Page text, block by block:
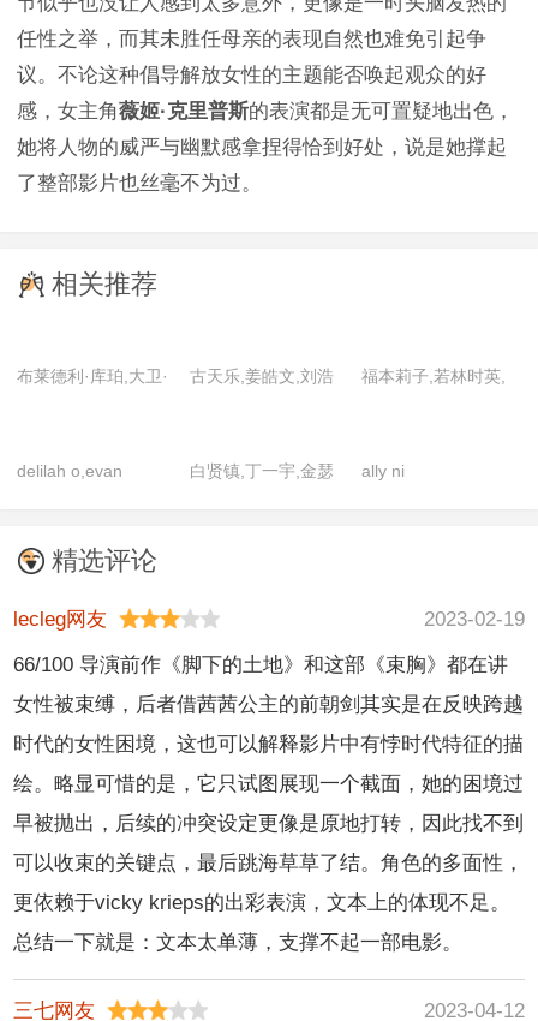
任性之举，而其未胜任母亲的表现自然也难免引起争
议。不论这种倡导解放女性的主题能否唤起观众的好
感，女主角薇姬·克里普斯的表演都是无可置疑地出色，
她将人物的威严与幽默感拿捏得恰到好处，说是她撑起
了整部影片也丝毫不为过。
相关推荐
布莱德利·库珀,大卫·
伦·吉兰,凯文·贝肯,
莱门捷夫,史蒂芬·布
莱克哈特,肖恩·古恩,
佐伊·索尔达娜
古天乐,姜皓文,刘浩
君豪,张家辉
福本莉子,若林时英,
市,佐野晶哉
delilah o,evan
tomlinson,madison
davis,riordan,scott
paige,阿什利·詹森,
德克斯特·索尔·安塞
尔,卡罗琳·皮克尔斯,
凯瑟伦·德莱斯黛尔,
白贤镇,丁一宇,金瑟
ally ni
byrne,mara,rebecca
o,哈丽特·瓦尔特,凯
茜·贝尔顿,康勒斯·希
尔,克莱尔·邓恩,肖恩
精选评论
lecleg网友
2023-02-19
66/100 导演前作《脚下的土地》和这部《束胸》都在讲
女性被束缚，后者借茜茜公主的前朝剑其实是在反映跨越
时代的女性困境，这也可以解释影片中有悖时代特征的描
绘。略显可惜的是，它只试图展现一个截面，她的困境过
早被抛出，后续的冲突设定更像是原地打转，因此找不到
可以收束的关键点，最后跳海草草了结。角色的多面性，
更依赖于vicky krieps的出彩表演，文本上的体现不足。
总结一下就是：文本太单薄，支撑不起一部电影。
三七网友 2023-04-12